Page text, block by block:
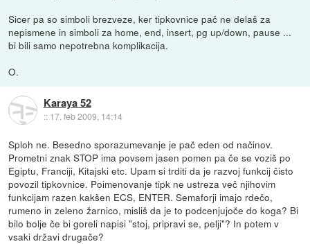
Sicer pa so simboli brezveze, ker tipkovnice pač ne delaš za
nepismene in simboli za home, end, insert, pg up/down, pause ...
bi bili samo nepotrebna komplikacija.
O.
Karaya 52
:: 17. feb 2009, 14:14
Sploh ne. Besedno sporazumevanje je pač eden od načinov.
Prometni znak STOP ima povsem jasen pomen pa če se voziš po
Egiptu, Franciji, Kitajski etc. Upam si trditi da je razvoj funkcij čisto
povozil tipkovnice. Poimenovanje tipk ne ustreza več njihovim
funkcijam razen kakšen ECS, ENTER. Semaforji imajo rdečo,
rumeno in zeleno žarnico, misliš da je to podcenjujoče do koga? Bi
bilo bolje če bi goreli napisi "stoj, pripravi se, pelji"? In potem v
vsaki državi drugače?